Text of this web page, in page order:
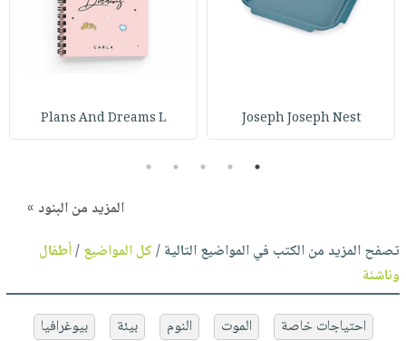
Joseph Joseph Nest
Plans And Dreams L
1
2
3
4
5
المزيد من البنود »
تصفح المزيد من الكتب في المواضيع التالية /كل المواضيع/أطفال
وناشئة
احتياجات خاصة الموت النوم بيئة
بيوغرافيا